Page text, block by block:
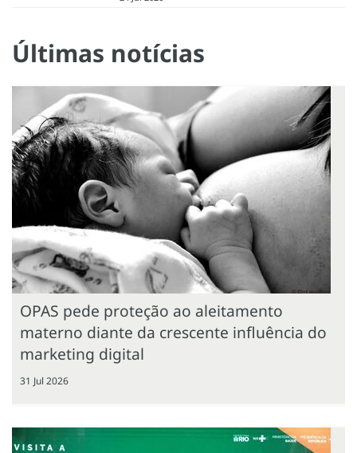
Últimas notícias
OPAS pede proteção ao aleitamento
materno diante da crescente influência do
marketing digital
31 Jul 2026